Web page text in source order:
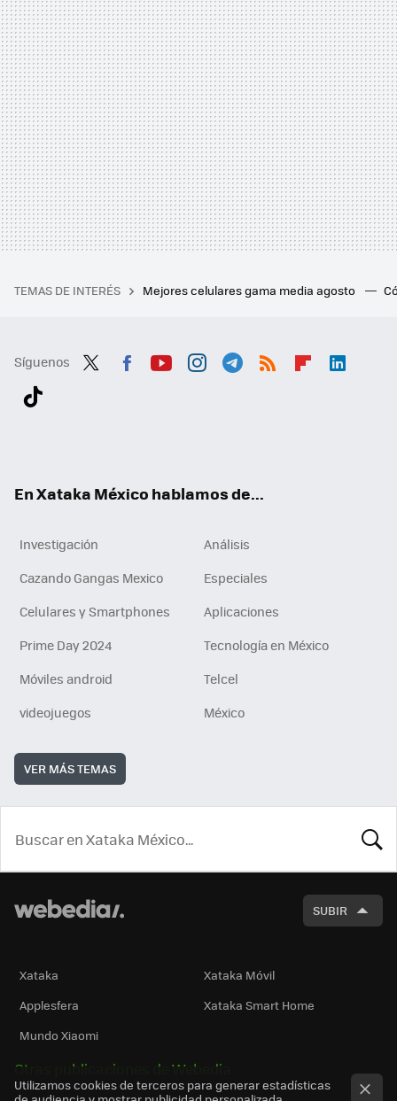
TEMAS DE INTERÉS Mejores celulares gama media agosto
Síguenos
En Xataka México hablamos de...
Investigación
Análisis
Cazando Gangas Mexico
Especiales
Celulares y Smartphones
Aplicaciones
Prime Day 2024
Tecnología en México
Móviles android
Telcel
videojuegos
México
VER MÁS TEMAS
SUBIR
Xataka
Xataka Móvil
Applesfera
Xataka Smart Home
Mundo Xiaomi
Otras publicaciones de Webedia
Utilizamos cookies de terceros para generar estadísticas